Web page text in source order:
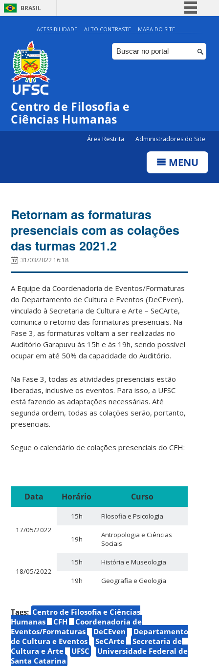
BRASIL
Simplifique!
Comunica BR
Participe
ACESSIBILIDADE ALTO CONTRASTE MAPA DO SITE
Centro de Filosofia e
Ciências Humanas
Área Restrita Administradores do Site
MENU
Retornam as formaturas
presenciais com as colações
das turmas 2021.2
31/03/2022 16:18
A Equipe da Coordenadoria de Eventos/Formaturas
do Departamento de Cultura e Eventos (DeCEven),
vinculado à Secretaria de Cultura e Arte – SeCArte,
comunica o retorno das formaturas presenciais. Na
Fase 3, as formaturas voltam a ser realizadas no
Auditório Garapuvu às 15h e às 19h, sendo possível
ocupar em até 50% da capacidade do Auditório.
Na Fase 3, todas as atividades presenciais estão
liberadas, inclusive os eventos. Para isso, a UFSC
está fazendo as adaptações necessárias. Até
segunda ordem, todas as colações serão, portanto,
presenciais.
Segue o calendário de colações presenciais do CFH:
Data Horário Curso
17/05/2022
15h Filosofia e Psicologia
19h
Antropologia e Ciências
Sociais
18/05/2022
15h História e Museologia
19h Geografia e Geologia
Tags: Centro de Filosofia e Ciências
Humanas
CFH
Coordenadoria de
Eventos/Formaturas
DeCEven
Departamento
de Cultura e Eventos
SeCArte
Secretaria de
Cultura e Arte
UFSC
Universidade Federal de
Santa Catarina